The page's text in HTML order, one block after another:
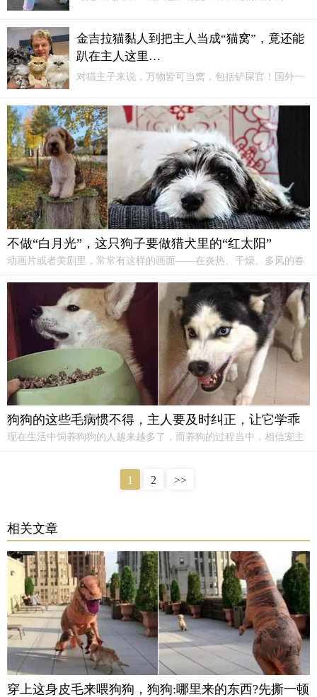
者标榜无毒、天然染料...
金吉拉猫黏人到把主人当成“猫窝”，竟还能
趴在主人这里…
对猫主子来说，万物皆可当窝，包括铲屎官！国外一
是开心的样子哈哈~其中这只有些许潦草的金吉拉猫，
叫艾瑞克（Eric）。虽然看着脸臭臭的，很高冷的样
子，但它平时非常喜欢粘着主人。
不做“白月光”，这只狗子要做猎犬里的“红太阳”
动画片或者美剧里，常常有这样的画面——在炎热、干燥、多风的春
特·格里芬杂种猎兔能力很强。这种品种通常成群结队地猎食，以一种
典型的追踪野兔气味的方式，它们的鼻子靠近地面，尾巴摇摆，大声
咆哮。
狗狗的这些毛病惯不得，主人要及时纠正，让它学乖
现在生活中饲养狗狗的人越来越多了，而养狗的过程当中，相信宠主
病的话，那么主人一定得及时纠正，让它不敢再犯！1、特别喜欢扑人
如果你的狗有攻击人的坏习惯，不要习惯它。
1 2 >>
相关文章
穿上这身皮毛来喂狗狗，狗狗:哪里来的东西?先撕一顿